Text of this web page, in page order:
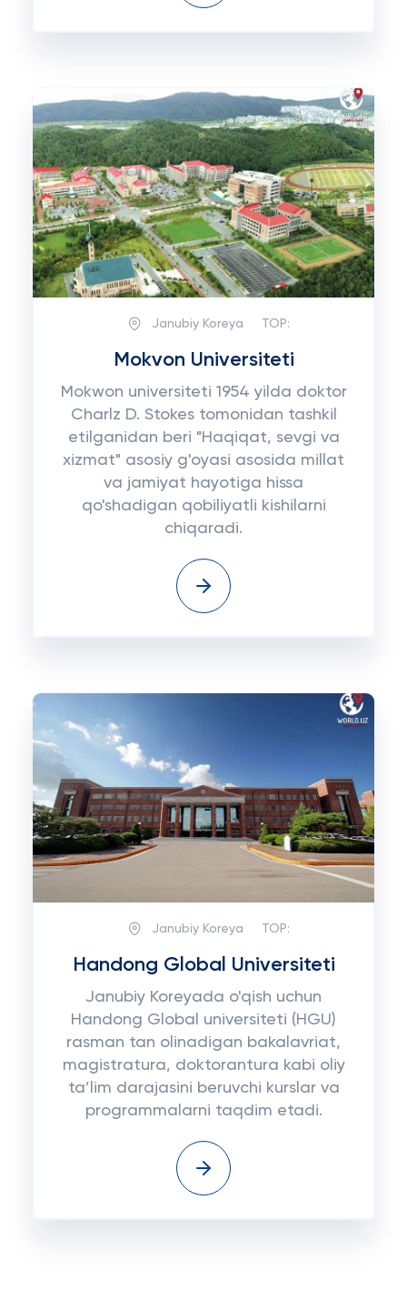
Janubiy Koreya TOP:
Mokvon Universiteti
Mokwon universiteti 1954 yilda doktor
Charlz D. Stokes tomonidan tashkil
etilganidan beri "Haqiqat, sevgi va
xizmat" asosiy g'oyasi asosida millat
va jamiyat hayotiga hissa
qo'shadigan qobiliyatli kishilarni
chiqaradi.
Janubiy Koreya TOP:
Handong Global Universiteti
Janubiy Koreyada o'qish uchun
Handong Global universiteti (HGU)
rasman tan olinadigan bakalavriat,
magistratura, doktorantura kabi oliy
ta’lim darajasini beruvchi kurslar va
programmalarni taqdim etadi.